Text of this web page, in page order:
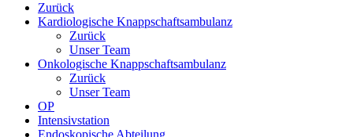
Zurück
Kardiologische Knappschaftsambulanz
Zurück
Unser Team
Onkologische Knappschaftsambulanz
Zurück
Unser Team
OP
Intensivstation
Endoskopische Abteilung